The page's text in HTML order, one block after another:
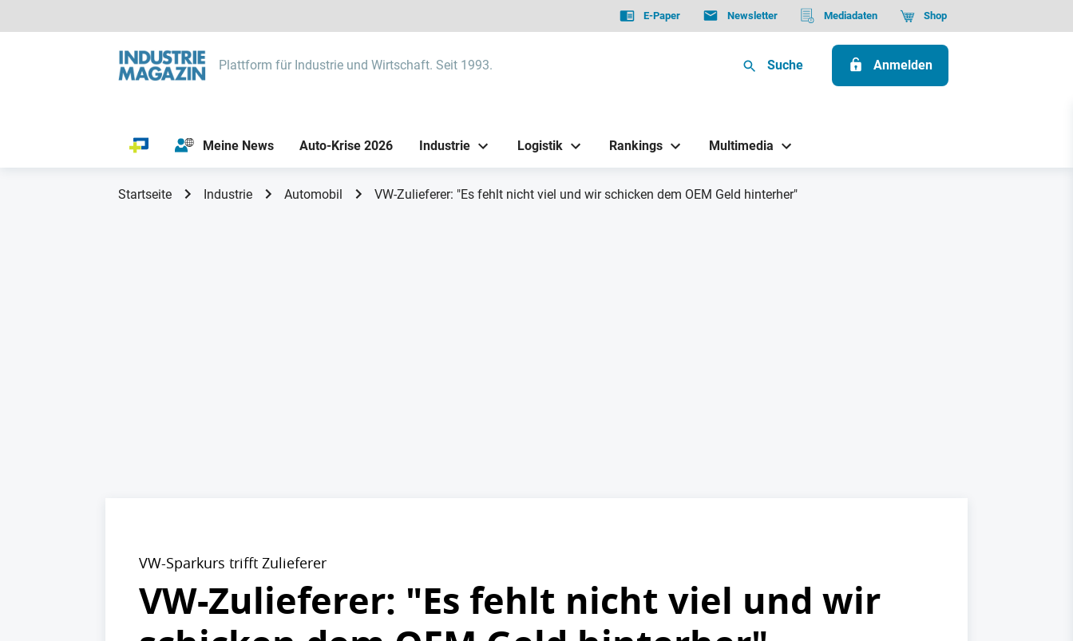
E-Paper Newsletter Mediadaten Shop
Plattform für Industrie und Wirtschaft. Seit 1993. Suche Anmelden
Meine News Auto-Krise 2026 Industrie Logistik Rankings Multimedia
Startseite Industrie Automobil VW-Zulieferer: "Es fehlt nicht viel und wir schicken dem OEM Geld hinterher"
VW-Sparkurs trifft Zulieferer
VW-Zulieferer: "Es fehlt nicht viel und wir